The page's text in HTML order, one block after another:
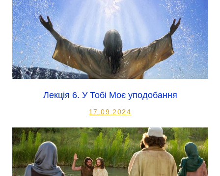
Лекція 6. У Тобі Моє уподобання
17.09.2024